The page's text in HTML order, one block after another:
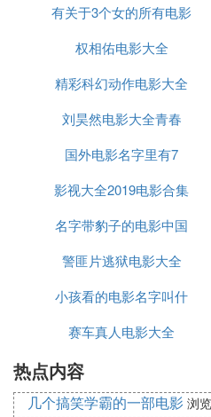
幸存的赛亚人之一达列斯
悟空他们战斗的故事。
7、《超级赛亚人孙悟空》。
拟态状态（头发暗红），
8、《最强对最强》。
9、《100亿能量战士》。
10、《极限之战！三大超
11、《燃烧吧！热战、烈战
13、《两人面临危机，超
14、《击倒超战士！胜利
15、《复活！悟空和贝吉塔
16、《龙拳爆发，舍我其谁
有关于3个女的所有电影
名字大全
权相佑电影大全
精彩科幻动作电影大全
刘昊然电影大全青春
国外电影名字里有7
影视大全2019电影合集
名字带豹子的电影中国
动作片
警匪片逃狱电影大全
小孩看的电影名字叫什
么
赛车真人电影大全
热点内容
几个搞笑学霸的一部电影 浏